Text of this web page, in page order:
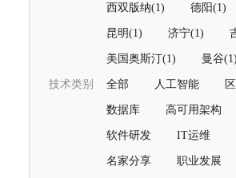
西双版纳(1) 德阳(1)
昆明(1) 济宁(1)
美国奥斯汀(1) 曼谷(1)
技术类别 全部 人工智能
数据库 高可用架构
软件研发 IT运维
名家分享 职业发展